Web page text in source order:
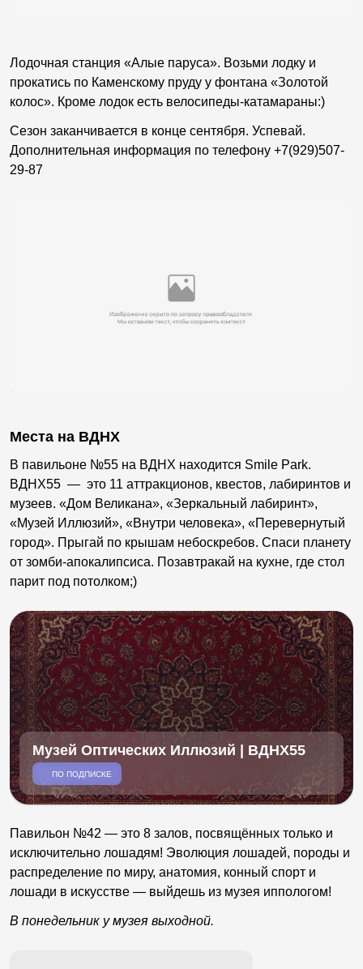
Лодочная станция «Алые паруса». Возьми лодку и
прокатись по Каменскому пруду у фонтана «Золотой
колос». Кроме лодок есть велосипеды-катамараны:)
Сезон заканчивается в конце сентября. Успевай.
Дополнительная информация по телефону +7(929)507-
29-87
Места на ВДНХ
В павильоне №55 на ВДНХ находится Smile Park.
ВДНХ55 — это 11 аттракционов, квестов, лабиринтов и
музеев. «Дом Великана», «Зеркальный лабиринт»,
«Музей Иллюзий», «Внутри человека», «Перевернутый
город». Прыгай по крышам небоскребов. Спаси планету
от зомби-апокалипсиса. Позавтракай на кухне, где стол
парит под потолком;)
Музей Оптических Иллюзий | ВДНХ55
ПО ПОДПИСКЕ
Павильон №42 — это 8 залов, посвящённых только и
исключительно лошадям! Эволюция лошадей, породы и
распределение по миру, анатомия, конный спорт и
лошади в искусстве — выйдешь из музея иппологом!
В понедельник у музея выходной.